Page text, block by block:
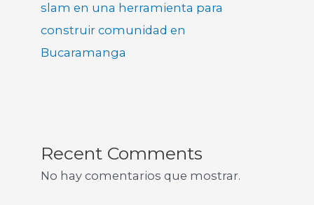
slam en una herramienta para
construir comunidad en
Bucaramanga
Recent Comments
No hay comentarios que mostrar.